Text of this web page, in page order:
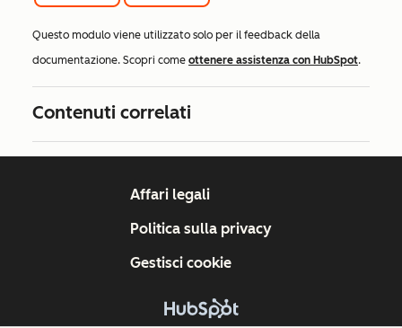
Questo modulo viene utilizzato solo per il feedback della
documentazione. Scopri come ottenere assistenza con HubSpot.
Contenuti correlati
Affari legali
Politica sulla privacy
Gestisci cookie